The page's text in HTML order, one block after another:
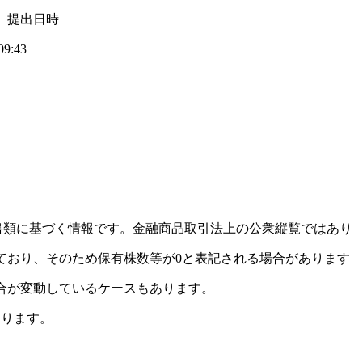
出日時
基づく情報です。金融商品取引法上の公衆縦覧ではあり
り、そのため保有株数等が0と表記される場合があります
変動しているケースもあります。
ます。